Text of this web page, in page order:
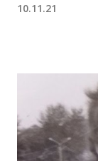
10.11.21